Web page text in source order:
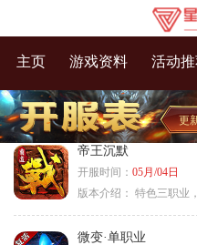
主页 游戏资料 活动
更
帝王沉默
开服时间： 05月/04日
版本介绍： 特色三职业，
微变·单职业